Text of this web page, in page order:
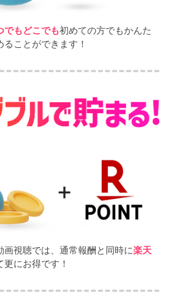
でもどこでも初めての方でもかんた
ことができます！
画視聴では、通常報酬と同時に楽天
更にお得です！